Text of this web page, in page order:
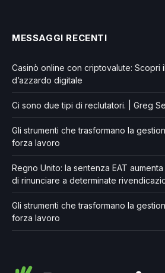
MESSAGGI RECENTI
Casinò online con criptovalute: Scopri
d’azzardo digitale
Ci sono due tipi di reclutatori. | Greg
Gli strumenti che trasformano la
forza lavoro
Regno Unito: la sentenza EAT
di rinunciare a determinate
Gli strumenti che trasformano la
forza lavoro